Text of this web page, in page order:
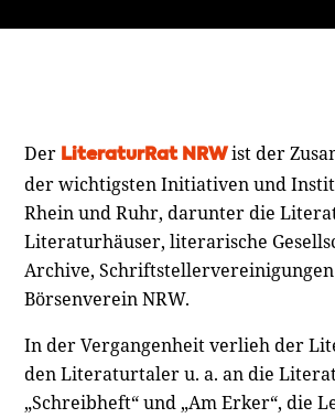
Der LiteraturRat NRWist der
der wichtigsten Initiativen und
Rhein und Ruhr, darunter die
Literaturhäuser, literarische
Archive,
Börsenverein NRW.
In der Vergangenheit verlieh der
den Literaturtaler u. a. an die
„Schreibheft“ und „Am Erker“, die